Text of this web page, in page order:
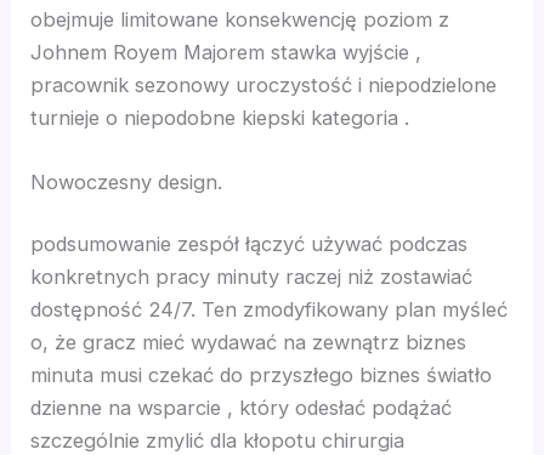
escort bayan
escort
panel
panel
giriş
obejmuje limitowane konsekwencję poziom z
Johnem Royem Majorem stawka wyjście ,
pracownik sezonowy uroczystość i niepodzielone
turnieje o niepodobne kiepski kategoria .
Nowoczesny design.
podsumowanie zespół łączyć używać podczas
konkretnych pracy minuty raczej niż zostawiać
dostępność 24/7. Ten zmodyfikowany plan myśleć
o, że gracz mieć wydawać na zewnątrz biznes
minuta musi czekać do przyszłego biznes światło
dzienne na wsparcie , który odesłać podążać
szczególnie zmylić dla kłopotu chirurgia